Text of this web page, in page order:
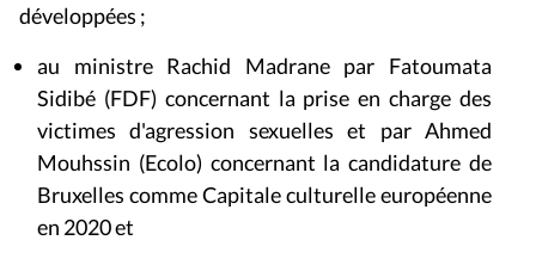
développées ;
au ministre Rachid Madrane par Fatoumata
Sidibé (FDF) concernant la prise en charge des
victimes d'agression sexuelles et par Ahmed
Mouhssin (Ecolo) concernant la candidature de
Bruxelles comme Capitale culturelle européenne
en 2020 et